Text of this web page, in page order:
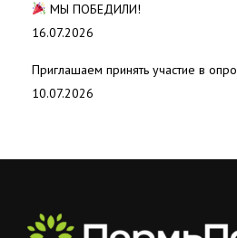
МЫ ПОБЕДИЛИ!
16.07.2026
Приглашаем принять участие в
10.07.2026